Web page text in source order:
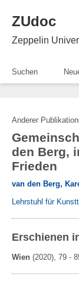
ZUdoc
Zeppelin
Suchen
Anderer
den Berg,
Frieden
van den Berg,
Lehrstuhl für
Erschienen
Wien (2020), 79 -